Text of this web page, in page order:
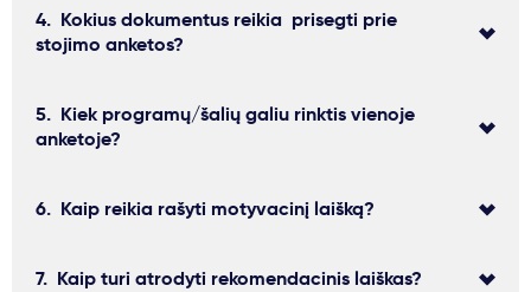
4. Kokius dokumentus reikia prisegti prie
stojimo anketos?
5. Kiek programų/šalių galiu rinktis vienoje
anketoje?
6. Kaip reikia rašyti motyvacinį laišką?
7. Kaip turi atrodyti rekomendacinis laiškas?